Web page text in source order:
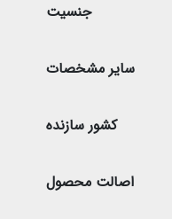
جنسیت
سایر مشخصات
کشور سازنده
اصالت محصول